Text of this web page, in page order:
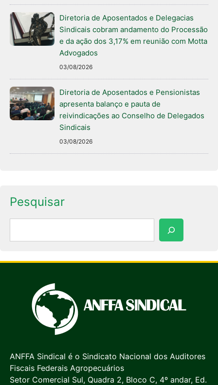
Diretoria de Aposentados e Delegacias
Sindicais cobram andamento do Processão
e da ação dos 3,17% em reunião com Motta
Advogados
03/08/2026
Diretoria de Aposentados e Pensionistas
apresenta balanço e pauta de
reivindicações ao Conselho de Delegados
Sindicais
03/08/2026
Pesquisar
ANFFA Sindical é o Sindicato Nacional dos Auditores
Fiscais Federais Agropecuários
Setor Comercial Sul, Quadra 2, Bloco C, 4º andar, Ed.